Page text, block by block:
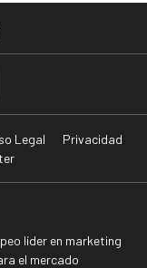
Legal
Privacidad
líder en marketing
el mercado